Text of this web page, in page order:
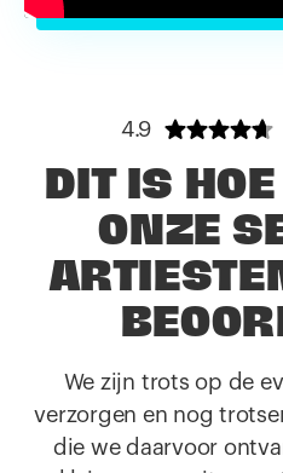
4.9
DIT IS
ONZE
We zijn trots op de
verzorgen en nog
die we daarvoor